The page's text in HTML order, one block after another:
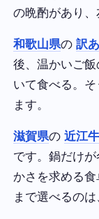
の晩酌があり、
和歌山県の訳
後、温かいご
いて食べる。
ます。
滋賀県の近江
です。鍋だけ
かさを求める
まで選べるの